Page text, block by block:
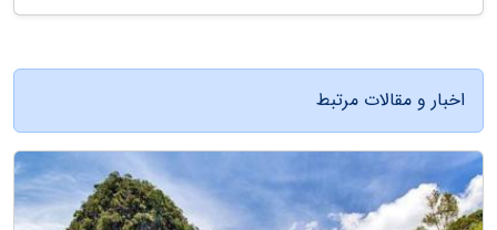
اخبار و مقالات مرتبط